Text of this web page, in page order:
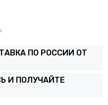
ПО РОССИИ ОТ
И ПОЛУЧАЙТЕ